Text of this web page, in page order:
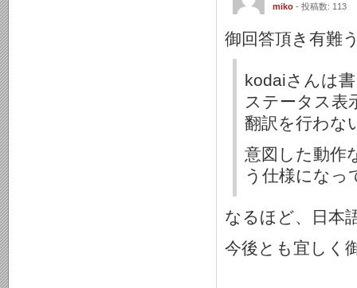
miko - 投稿数: 113
御回答頂き有難
kodaiさんは
ステータス表
翻訳を行わな
意図した動作
う仕様になっ
なるほど、日本
今後とも宜しく